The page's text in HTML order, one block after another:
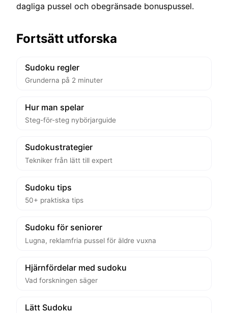
dagliga pussel och obegränsade bonuspussel.
Fortsätt utforska
Sudoku regler
Grunderna på 2 minuter
Hur man spelar
Steg-för-steg nybörjarguide
Sudokustrategier
Tekniker från lätt till expert
Sudoku tips
50+ praktiska tips
Sudoku för seniorer
Lugna, reklamfria pussel för äldre vuxna
Hjärnfördelar med sudoku
Vad forskningen säger
Lätt Sudoku